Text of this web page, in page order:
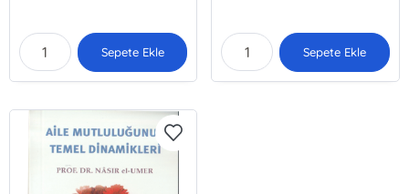
Sepete Ekle Sepete Ekle